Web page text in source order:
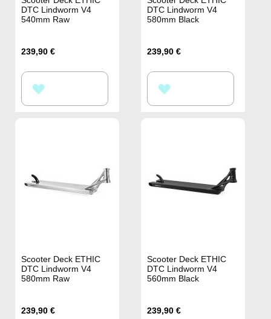
DTC Lindworm V4
540mm Raw
239,90 €
WUNSCHLISTE
DTC Lindworm V4
580mm Black
239,90 €
WUNSCHLISTE
Scooter Deck ETHIC
DTC Lindworm V4
580mm Raw
239,90 €
Scooter Deck ETHIC
DTC Lindworm V4
560mm Black
239,90 €